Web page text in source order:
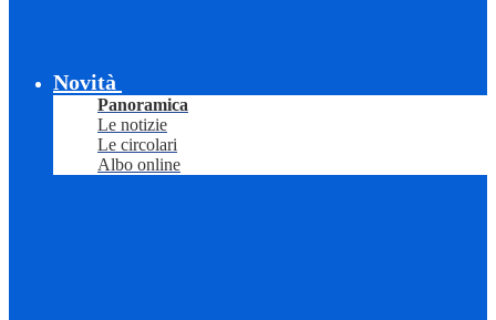
Novità
Panoramica
Le notizie
Le circolari
Albo online